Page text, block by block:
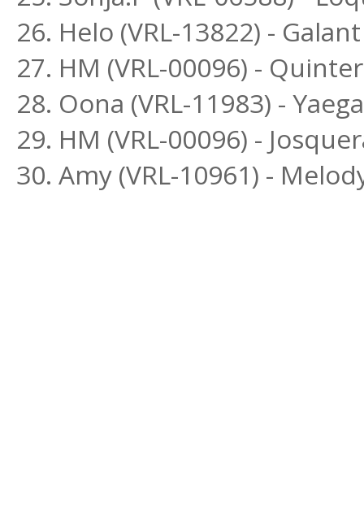
26. Helo (VRL-13822) -
27. HM (VRL-00096) -
28. Oona (VRL-11983) -
29. HM (VRL-00096) -
30. Amy (VRL-10961) -